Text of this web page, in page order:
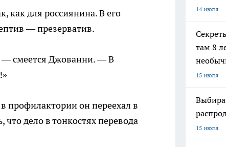
как для россиянина. В его
— презерватив.
— смеется Джованни. — В
профилактории он переехал в
дело в тонкостях перевода
14 июля
там 8
15 июля
15 июля